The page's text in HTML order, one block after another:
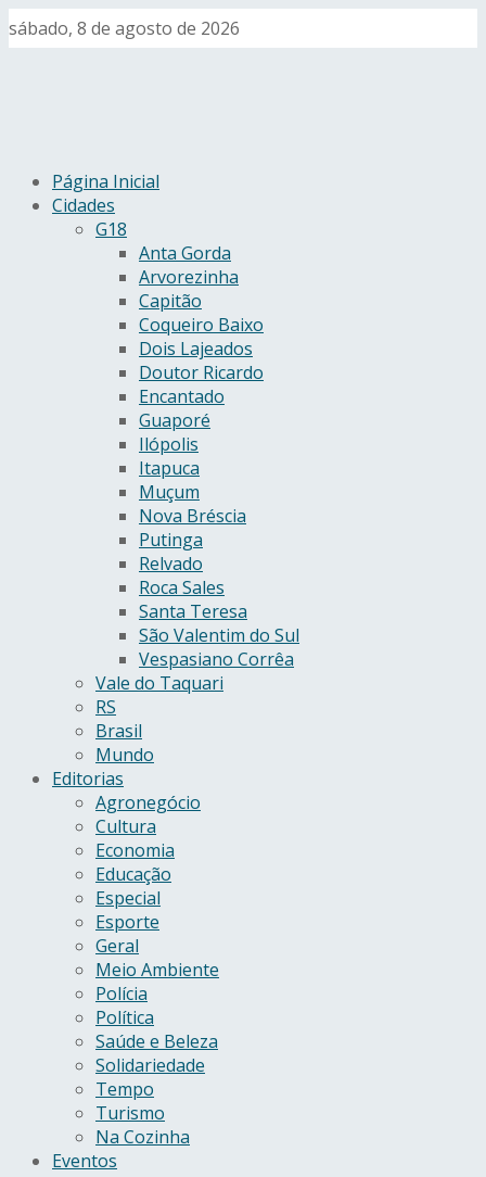
sábado, 8 de agosto de 2026
Página Inicial
Cidades
G18
Anta Gorda
Arvorezinha
Capitão
Coqueiro Baixo
Dois Lajeados
Doutor Ricardo
Encantado
Guaporé
Ilópolis
Itapuca
Muçum
Nova Bréscia
Putinga
Relvado
Roca Sales
Santa Teresa
São Valentim do Sul
Vespasiano Corrêa
Vale do Taquari
RS
Brasil
Mundo
Editorias
Agronegócio
Cultura
Economia
Educação
Especial
Esporte
Geral
Meio Ambiente
Polícia
Política
Saúde e Beleza
Solidariedade
Tempo
Turismo
Na Cozinha
Eventos